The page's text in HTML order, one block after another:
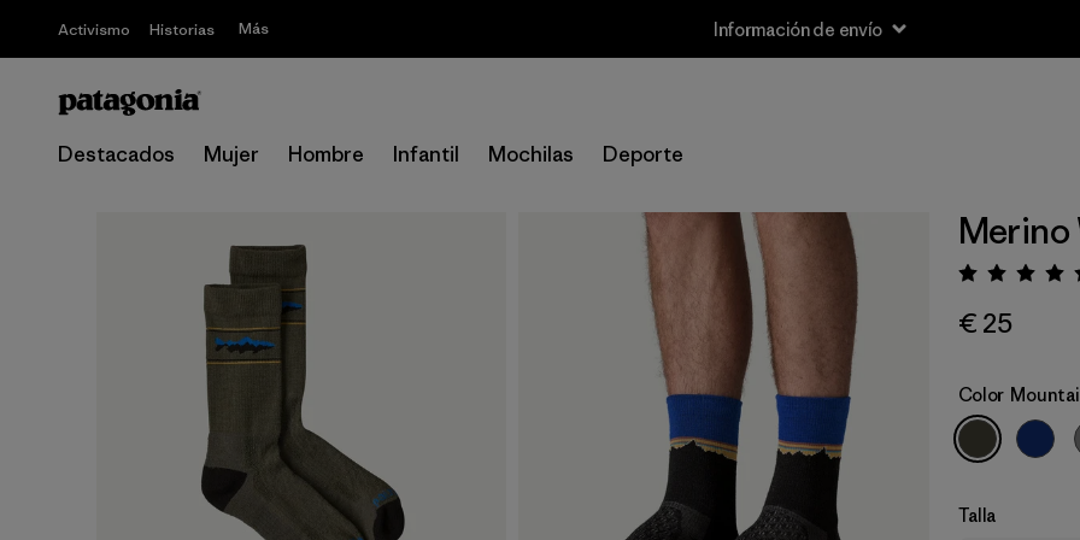
Activismo Historias Más Información de envío
Destacados Mujer Hombre Infantil Mochilas Deporte
Merino
€ 25
Color
Talla